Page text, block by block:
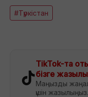
#Түркістан
TikTok-та
бізге
Маңызды
үшін жазылыңыз.